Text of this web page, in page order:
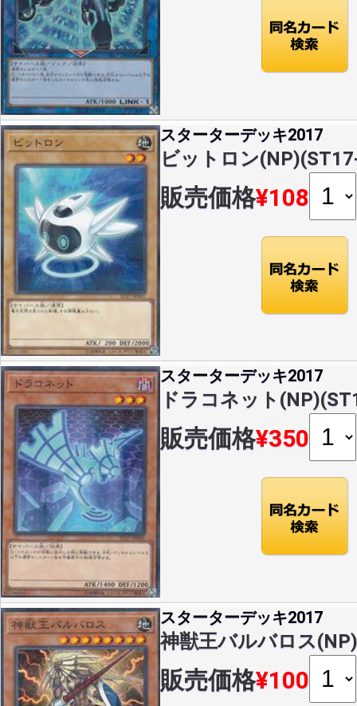
スターターデッキ2017
ビットロン
販売価格¥108
スターターデッキ2017
ドラコネット
販売価格¥350
スターターデッキ2017
神獣王バルバロス
販売価格¥100